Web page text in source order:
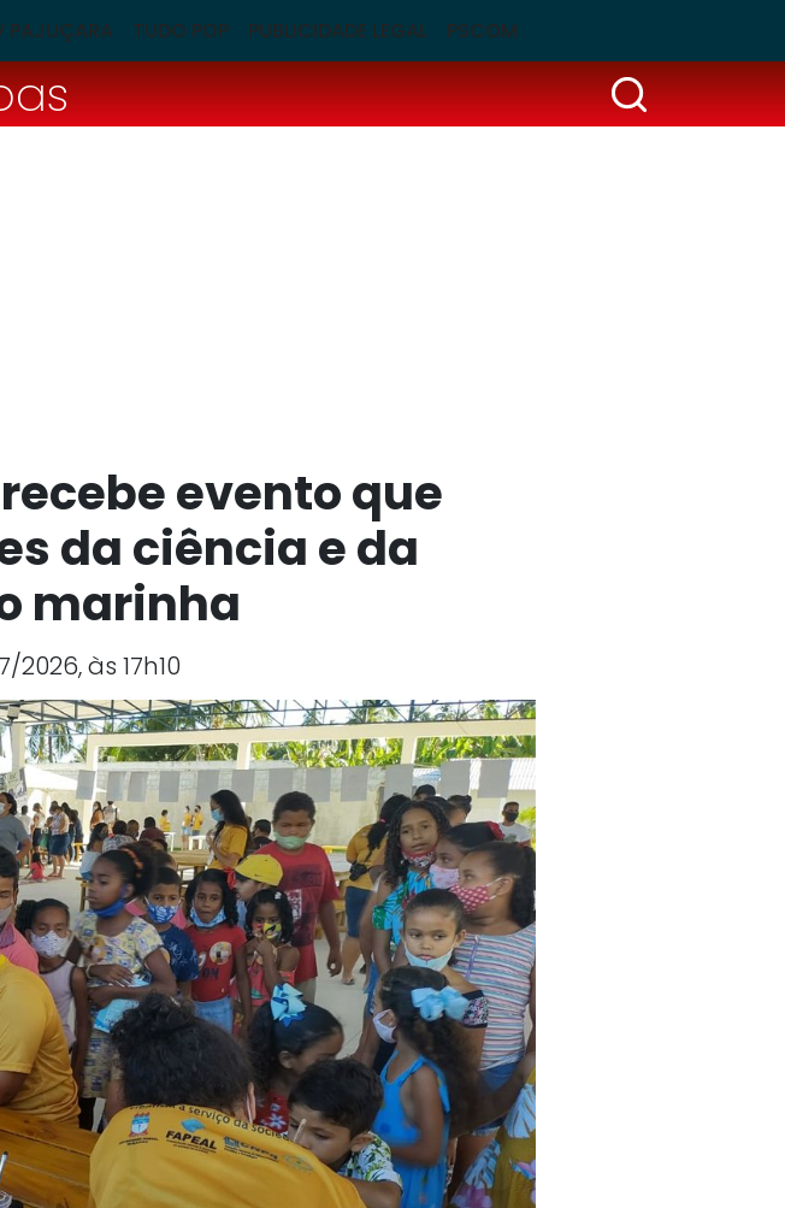
PAJUÇARA TUDO POP PUBLICIDADE LEGAL PSCOM
evento que
da ciência e da
marinha
às 17h10